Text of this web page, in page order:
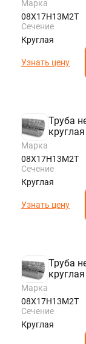
Марка
08Х17Н13М2Т
Сечение
Круглая
Узнать цену
Труба
круглая
Марка
08Х17Н13М2Т
Сечение
Круглая
Узнать цену
Труба
круглая
Марка
08Х17Н13М2Т
Сечение
Круглая